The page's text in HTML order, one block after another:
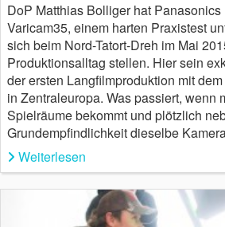
DoP Matthias Bolliger hat
Varicam35, einem harten Praxistest
sich beim Nord-Tatort-Dreh im Mai
Produktionsalltag stellen. Hier sein
der ersten Langfilmproduktion mit
in Zentraleuropa. Was passiert, wenn
Spielräume bekommt und plötzlich
Grundempfindlichkeit dieselbe
Weiterlesen